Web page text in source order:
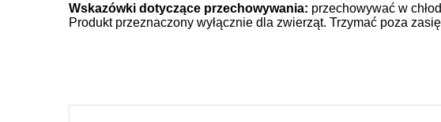
Wskazówki dotyczące przechowywania: przechowywać w
Produkt przeznaczony wyłącznie dla zwierząt. Trzymać poza